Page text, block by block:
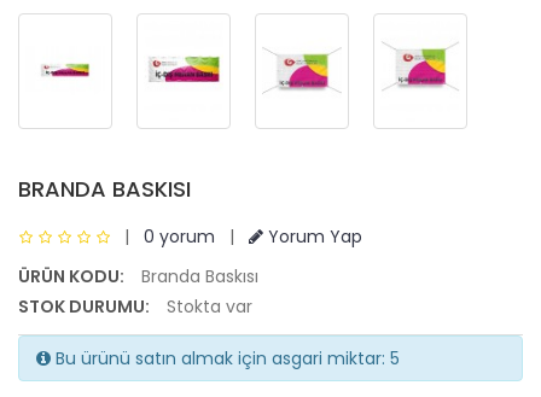
BRANDA BASKISI
| 0 yorum |
Yorum Yap
ÜRÜN KODU:
Branda Baskısı
STOK DURUMU:
Stokta var
Bu ürünü satın almak için asgari miktar: 5